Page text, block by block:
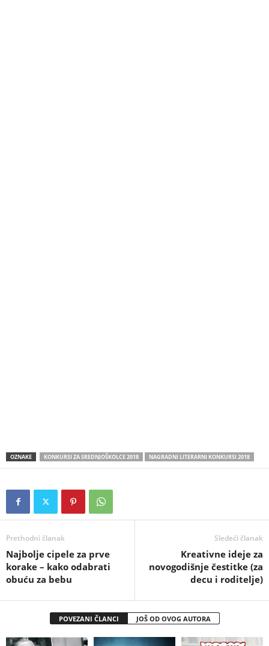
OZNAKE KONKURSI ZA SREDNJOŠKOLCE 2018 NAGRADNI LITERARNI KONKURSI 2018
Prethodni članak
Najbolje cipele za prve
korake – kako odabrati
obuću za bebu
Sledeći članak
Kreativne ideje za
novogodišnje čestitke (za
decu i roditelje)
POVEZANI ČLANCI JOŠ OD OVOG AUTORA